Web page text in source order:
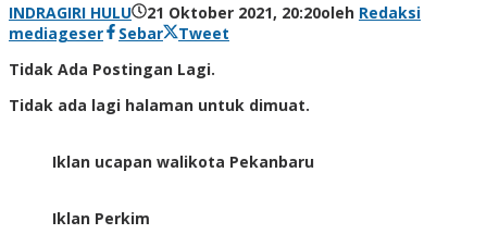
INDRAGIRI HULU
21 Oktober 2021, 20:20oleh Redaksi
mediageser
Sebar
Tweet
Tidak Ada Postingan Lagi.
Tidak ada lagi halaman untuk dimuat.
Iklan ucapan walikota Pekanbaru
Iklan Perkim